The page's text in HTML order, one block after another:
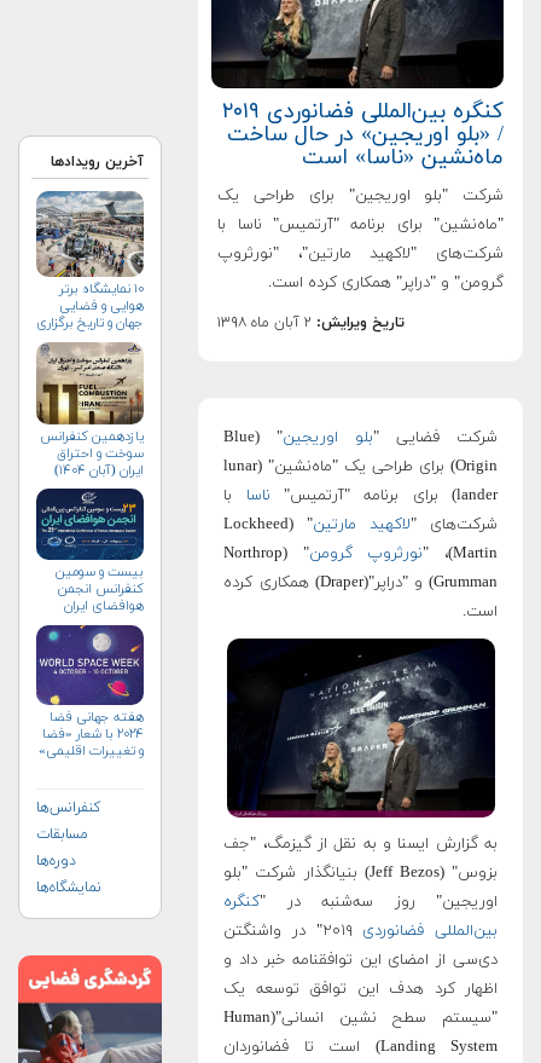
کنگره بین‌المللی فضانوردی ۲۰۱۹
/ «بلو اوریجین» در حال ساخت
ماه‌نشین «ناسا» است
شرکت "بلو اوریجین" برای طراحی یک
"ماه‌نشین" برای برنامه "آرتمیس" ناسا با
شرکت‌های "لاکهید مارتین"، "نورثروپ
گرومن" و "دراپر" همکاری کرده است.
تاریخ ویرایش: ۲ آبان ماه ۱۳۹۸
شرکت فضایی "بلو اوریجین
" (Blue
Origin) برای طراحی یک "ماه‌نشین" (lunar
lander) برای برنامه "آرتمیس"
ناسا با
شرکت‌های "لاکهید مارتین
" (Lockheed
Martin)، "
نورثروپ گرومن
" (Northrop
Grumman) و "دراپر"(Draper) همکاری کرده
است.
به گزارش ایسنا و به نقل از گیزمگ، "جف
بزوس" (Jeff Bezos) بنیانگذار شرکت "بلو
اوریجین" روز سه‌شنبه در "کنگره
بین‌المللی فضانوردی
۲۰۱۹" در واشنگتن
دی‌سی از امضای این توافقنامه خبر داد و
اظهار کرد هدف این توافق توسعه یک
"سیستم سطح نشین انسانی"(Human
Landing System) است تا فضانوردان
آخرین رویدادها
۱۰ نمایشگاه برتر
هوایی و فضایی
جهان و تاریخ برگزاری
آن‌ها
یازدهمین کنفرانس
سوخت و احتراق
ایران (آبان‌ ۱۴۰۴)
بیست و سومین
کنفرانس انجمن
هوافضای ايران
هفته جهانی فضا
۲۰۲۴ با شعار «فضا
و تغییرات اقلیمی»
کنفرانس‌ها
مسابقات
دوره‌ها
نمایشگاه‌ها